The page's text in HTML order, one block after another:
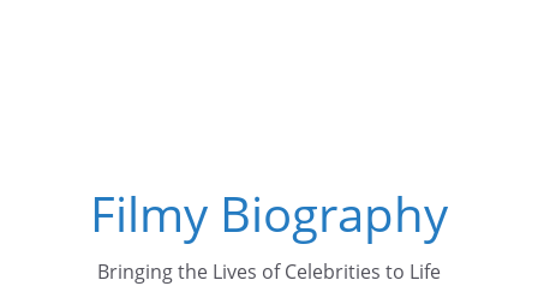
Filmy Biography
Bringing the Lives of Celebrities to Life